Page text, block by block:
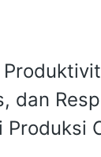
dan
Produksi